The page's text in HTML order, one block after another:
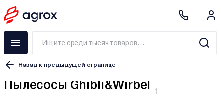
Назад к предыдущей странице
Пылесосы Ghibli&Wirbel 1